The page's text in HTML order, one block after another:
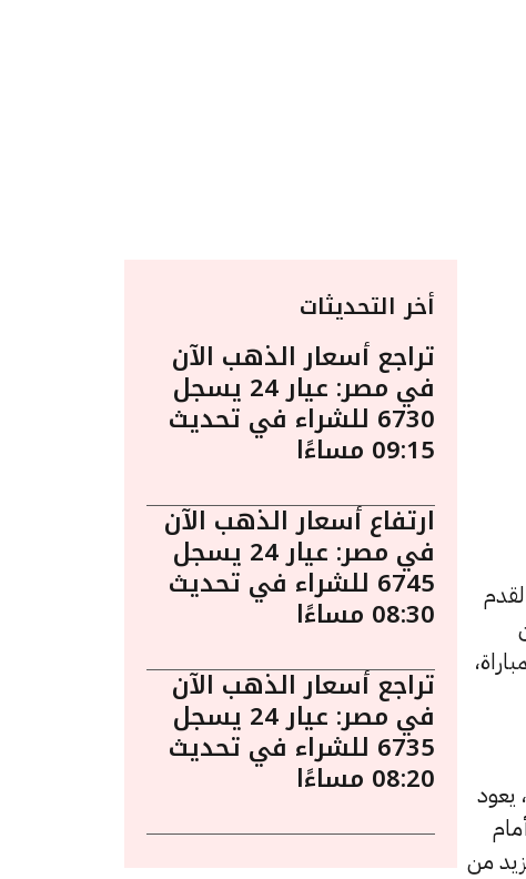
يعود
من
أخر التحديثات
تراجع أسعار الذهب الآن
في مصر: عيار 24 يسجل
6730 للشراء في تحديث
09:15 مساءًا
ارتفاع أسعار الذهب الآن
في مصر: عيار 24 يسجل
6745 للشراء في تحديث
08:30 مساءًا
تراجع أسعار الذهب الآن
في مصر: عيار 24 يسجل
6735 للشراء في تحديث
08:20 مساءًا